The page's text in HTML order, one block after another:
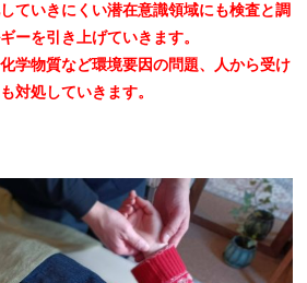
ていきにくい潜在意識領域にも検査と調
ーを引き上げていきます。
学物質など環境要因の問題、人から受け
対処していきます。